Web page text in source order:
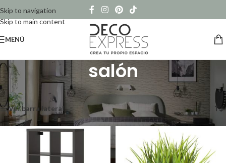
Skip to navigation
Skip to main content
MENÚ
salón
Inicio/ Productos etiquetados “salón” Mostrando los 10 resultados
Ver barra lateral